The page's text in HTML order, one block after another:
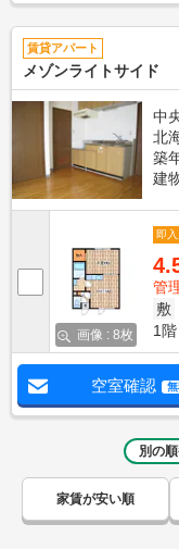
賃貸アパート
メゾンライトサイド
中
北
築
建
画像 : 8枚
即
管
敷
1階
空室確認
別の
家賃が安い順